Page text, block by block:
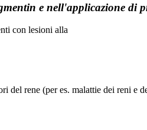
e nell'applicazione di
con lesioni alla
del rene (per es. malattie dei reni e